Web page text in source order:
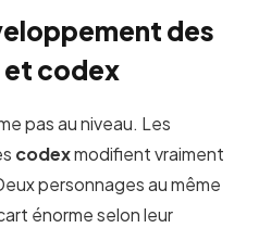
des
et codex
pas au niveau. Les
codexmodifient vraiment
personnages au même
énorme selon leur